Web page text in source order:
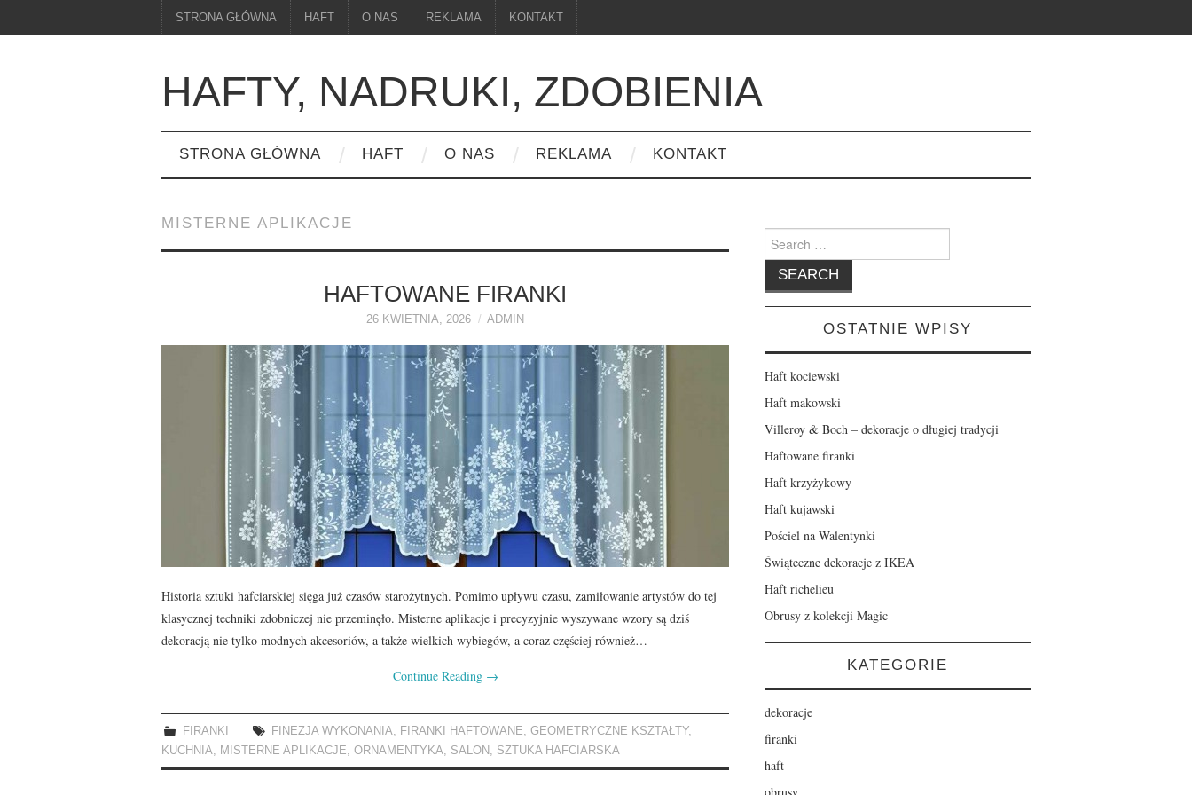
STRONA GŁÓWNA HAFT O NAS REKLAMA KONTAKT
HAFTY, NADRUKI, ZDOBIENIA
STRONA GŁÓWNA HAFT O NAS REKLAMA KONTAKT
MISTERNE APLIKACJE
HAFTOWANE FIRANKI
26 KWIETNIA, 2026 ADMIN
Historia sztuki hafciarskiej sięga już czasów starożytnych. Pomimo upływu czasu, zamiłowanie artystów do tej
klasycznej techniki zdobniczej nie przeminęło. Misterne aplikacje i precyzyjnie wyszywane wzory są dziś
dekoracją nie tylko modnych akcesoriów, a także wielkich wybiegów, a coraz częściej również…
Continue Reading →
FIRANKI FINEZJA WYKONANIA FIRANKI HAFTOWANE ,GEOMETRYCZNE KSZTAŁTY,
KUCHNIA
MISTERNE APLIKACJE ORNAMENTYKA SALON SZTUKA HAFCIARSKA
Search
for:
OSTATNIE WPISY
Haft kociewski
Haft makowski
Villeroy & Boch – dekoracje o długiej tradycji
Haftowane firanki
Haft krzyżykowy
Haft kujawski
Pościel na Walentynki
Świąteczne dekoracje z IKEA
Haft richelieu
Obrusy z kolekcji Magic
KATEGORIE
dekoracje
firanki
haft